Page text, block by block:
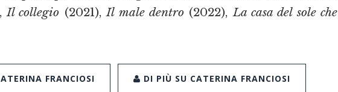
Il collegio (2021),Il male dentro(2022),La casa del sole che
FRANCIOSI DI PIÙ SU CATERINA FRANCIOSI